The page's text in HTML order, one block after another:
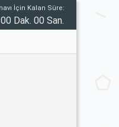
İçin Kalan Süre:
Dak. 00 San.